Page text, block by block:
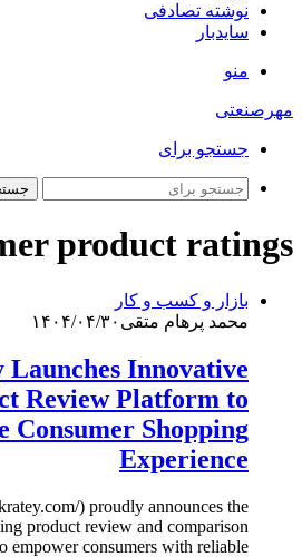
نوشته تصادفی
سایدبار
منو
مهرصنعتی
جستجو برای
product ratings
بازار و کسب و کار
محمد پرهام متقی ۱۴۰۴/۰۴/۳۰
Launches Innovative
Review Platform to
Consumer Shopping
Experience
) proudly announces the
product review and comparison
empower consumers with reliable,…